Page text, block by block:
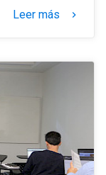
Leer más keyboard_arrow_right